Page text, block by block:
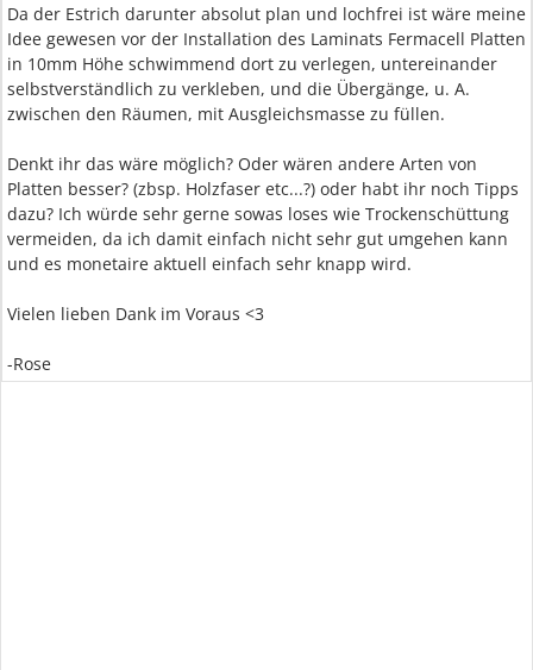
Da der Estrich darunter absolut plan und lochfrei ist wäre meine
Idee gewesen vor der Installation des Laminats Fermacell Platten
in 10mm Höhe schwimmend dort zu verlegen, untereinander
selbstverständlich zu verkleben, und die Übergänge, u. A.
zwischen den Räumen, mit Ausgleichsmasse zu füllen.
Denkt ihr das wäre möglich? Oder wären andere Arten von
Platten besser? (zbsp. Holzfaser etc...?) oder habt ihr noch Tipps
dazu? Ich würde sehr gerne sowas loses wie Trockenschüttung
vermeiden, da ich damit einfach nicht sehr gut umgehen kann
und es monetaire aktuell einfach sehr knapp wird.
Vielen lieben Dank im Voraus <3
-Rose